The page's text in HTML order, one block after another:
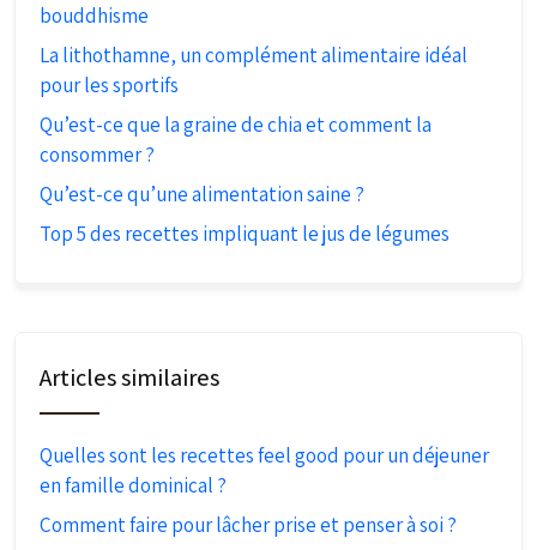
bouddhisme
La lithothamne, un complément alimentaire idéal
pour les sportifs
Qu’est-ce que la graine de chia et comment la
consommer ?
Qu’est-ce qu’une alimentation saine ?
Top 5 des recettes impliquant le jus de légumes
Articles similaires
Quelles sont les recettes feel good pour un déjeuner
en famille dominical ?
Comment faire pour lâcher prise et penser à soi ?